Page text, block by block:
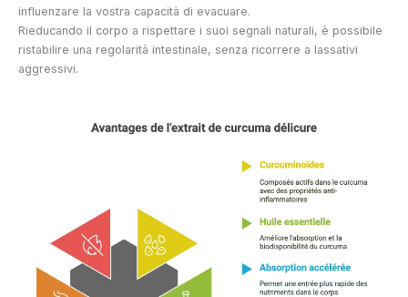
influenzare la vostra capacità di evacuare.
Rieducando il corpo a rispettare i suoi segnali naturali, è possibile
ristabilire una regolarità intestinale, senza ricorrere a lassativi
aggressivi.